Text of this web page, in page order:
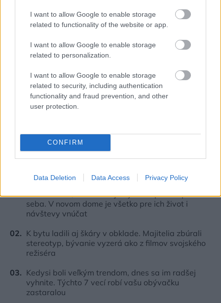
I want to allow Google to enable storage
related to functionality of the website or app.
I want to allow Google to enable storage
related to personalization.
I want to allow Google to enable storage
related to security, including authentication
functionality and fraud prevention, and other
user protection.
CONFIRM
Data Deletion Data Access Privacy Policy
Deti odrástli, rodičia majú bývanie presne podľa
seba. V novom dome je všetko pre ich život i
návštevy vnúčat
K bytu ladili aj škáry v obklade. Majitelia zbúrali
stereotyp, bývanie vyzerá ako z filmov svojského
režiséra
Kedysi boli veľkým trendom, dnes sa im radšej
vyhnite. Týchto 7 vecí robí vašu obývačku
zastaralou